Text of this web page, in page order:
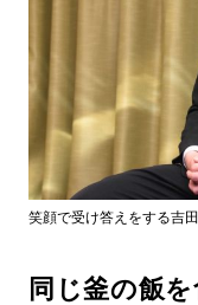
笑顔で受け答えをする吉
同じ釜の飯